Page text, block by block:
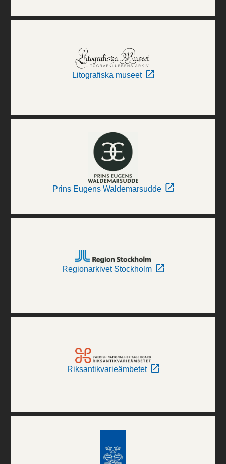
Litografiska museet
Prins Eugens Waldemarsudde
Regionarkivet Stockholm
Riksantikvarieämbetet